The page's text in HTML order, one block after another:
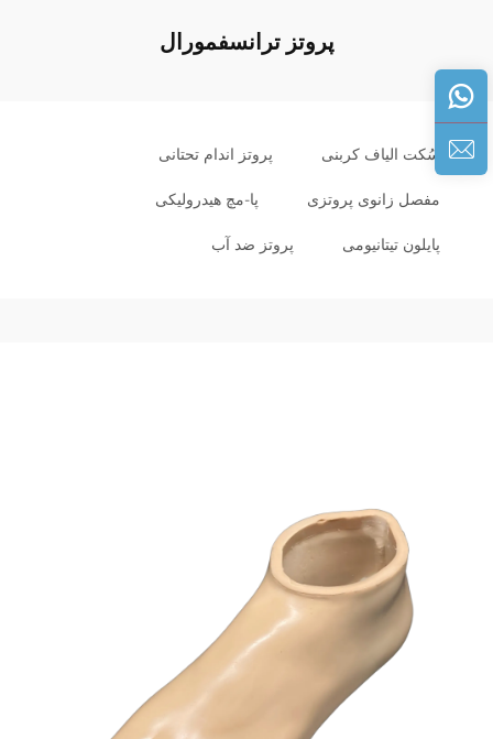
پروتز ترانسفمورال
سُکت الیاف کربنی پروتز اندام تحتانی
مفصل زانوی پروتزی پا-مچ هیدرولیکی
پایلون تیتانیومی پروتز ضد آب